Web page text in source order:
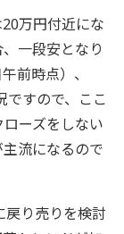
万円付近にな
一段安となり
前時点）、
ですので、ここ
ーズをしない
流になるので
戻り売りを検討